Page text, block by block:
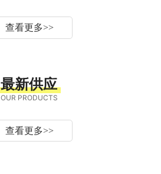
查看更多>>
最新供应
OUR PRODUCTS
查看更多>>